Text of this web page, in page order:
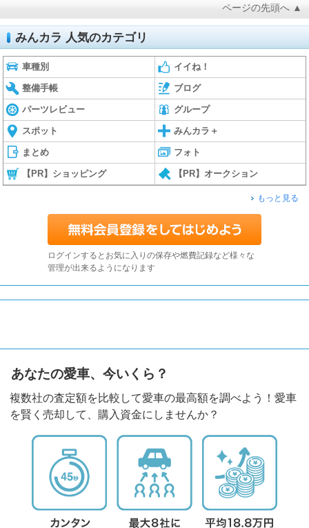
ページの先頭へ ▲
みんカラ 人気のカテゴリ
車種別 イイね！
整備手帳 ブログ
パーツレビュー グループ
スポット みんカラ＋
まとめ フォト
【PR】ショッピング 【PR】オークション
もっと見る
ログインするとお気に入りの保存や燃費記録など様々な
管理が出来るようになります
あなたの愛車、今いくら？
複数社の査定額を比較して愛車の最高額を調べよう！愛車
を賢く売却して、購入資金にしませんか？